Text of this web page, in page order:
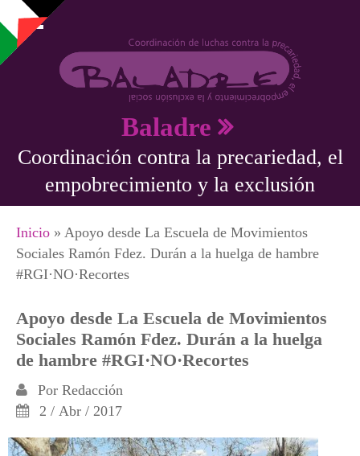
Pasar al contenido principal
Baladre
Coordinación contra la precariedad, el
empobrecimiento y la exclusión
Se encuentra usted aquí
Inicio » Apoyo desde La Escuela de Movimientos
Sociales Ramón Fdez. Durán a la huelga de hambre
#RGI·NO·Recortes
Apoyo desde La Escuela de Movimientos
Sociales Ramón Fdez. Durán a la huelga
de hambre #RGI·NO·Recortes
Por Redacción
2 / Abr / 2017